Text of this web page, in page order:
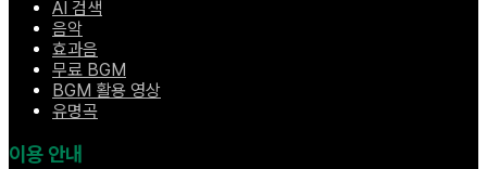
AI 검색
음악
효과음
무료 BGM
BGM 활용 영상
유명곡
이용 안내